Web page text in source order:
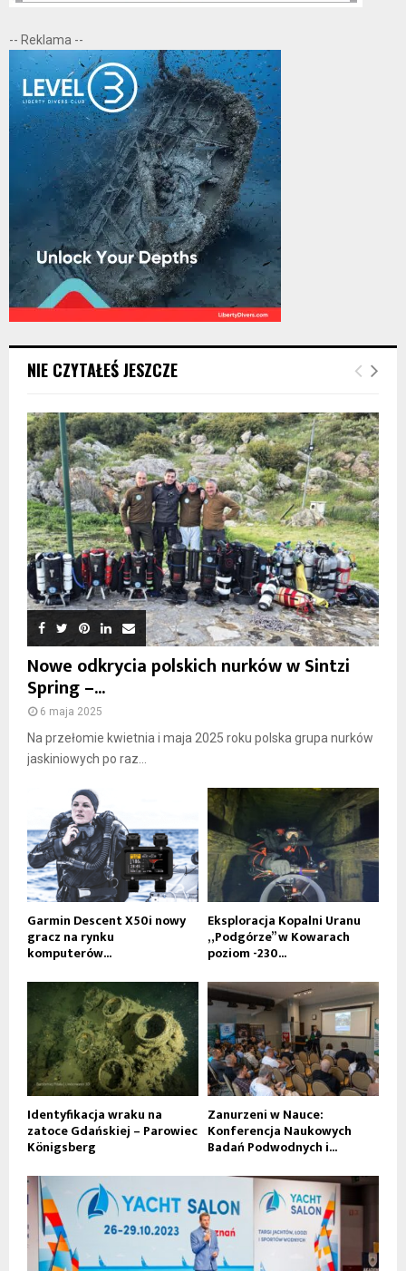
-- Reklama --
NIE CZYTAŁEŚ JESZCZE
Nowe odkrycia polskich nurków w Sintzi
Spring –...
6 maja 2025
Na przełomie kwietnia i maja 2025 roku polska grupa nurków
jaskiniowych po raz...
Garmin Descent X50i nowy
gracz na rynku
komputerów...
Eksploracja Kopalni Uranu
„Podgórze” w Kowarach
poziom -230...
Identyfikacja wraku na
zatoce Gdańskiej – Parowiec
Königsberg
Zanurzeni w Nauce:
Konferencja Naukowych
Badań Podwodnych i...